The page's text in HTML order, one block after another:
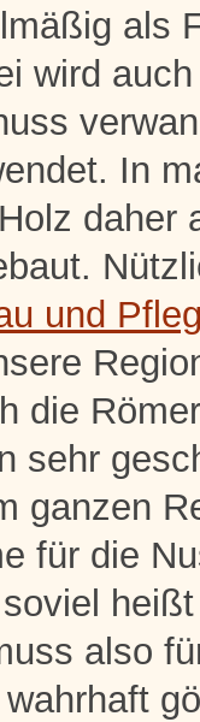
als
wird
In
daher
und
die
sehr
ganzen
für die
also